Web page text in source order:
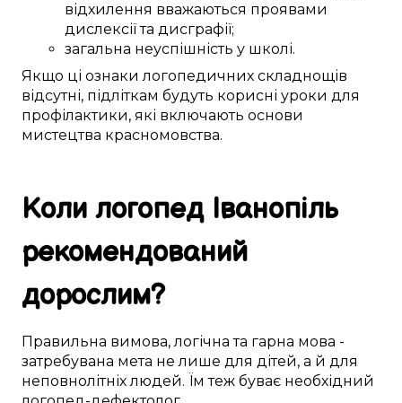
відхилення вважаються проявами
дислексії та дисграфії;
загальна неуспішність у школі.
Якщо ці ознаки логопедичних складнощів
відсутні, підліткам будуть корисні уроки для
профілактики, які включають основи
мистецтва красномовства.
Коли логопед Іванопіль
рекомендований
дорослим?
Правильна вимова,логічна та гарна мова -
затребувана мета не лише для дітей, а й для
неповнолітніхлюдей. Їмтеж буває необхідний